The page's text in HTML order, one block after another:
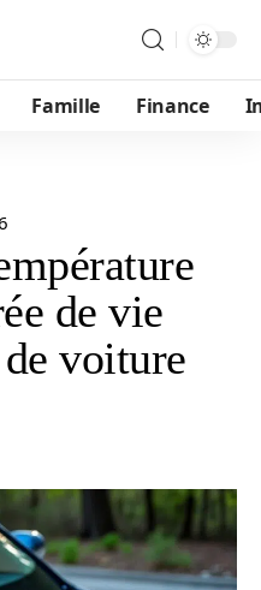
Famille Finance
de vie
voiture